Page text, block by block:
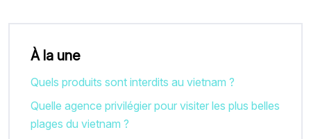
À la une
Quels produits sont interdits au vietnam ?
Quelle agence privilégier pour visiter les plus belles
plages du vietnam ?